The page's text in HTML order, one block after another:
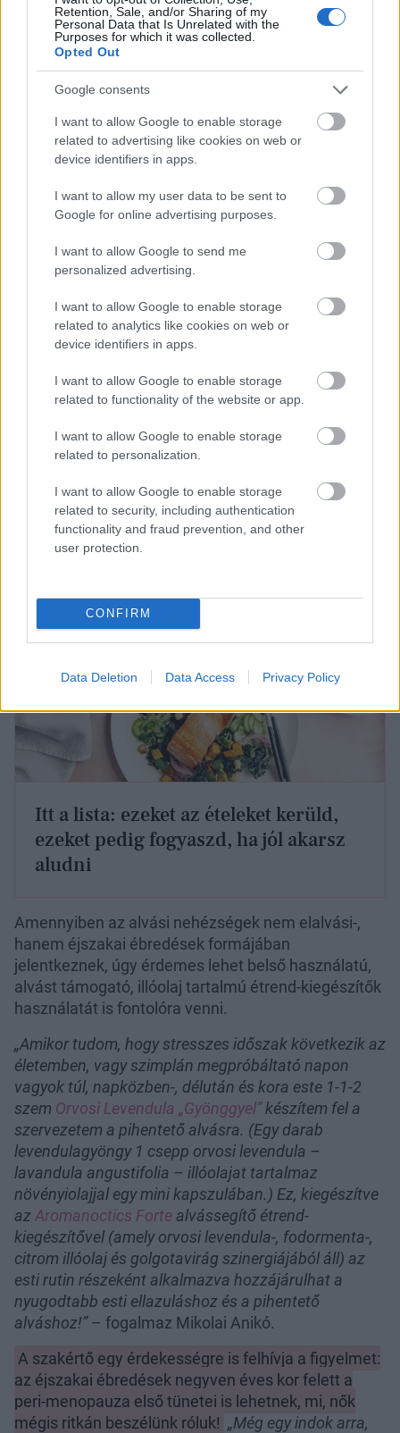
Retention, Sale, and/or Sharing of my
Personal Data that Is Unrelated with the
Purposes for which it was collected.
Opted Out
Google consents
I want to allow Google to enable storage
related to advertising like cookies on web or
device identifiers in apps.
I want to allow my user data to be sent to
Google for online advertising purposes.
I want to allow Google to send me
personalized advertising.
I want to allow Google to enable storage
related to analytics like cookies on web or
device identifiers in apps.
I want to allow Google to enable storage
related to functionality of the website or app.
I want to allow Google to enable storage
related to personalization.
I want to allow Google to enable storage
related to security, including authentication
functionality and fraud prevention, and other
user protection.
CONFIRM
Data Deletion Data Access Privacy Policy
érdemes következetesen ugyanazokat az illatokat
használni, hogy azok az esti ellazulás természetes
részévé váljanak”
3. Adj legalább 21 napot
magadnak az átalakulásra!
Bár jó pap kétségkívül holtig tanul, az új szokások
elegendő.„Ha estéről estére hasonló szokásokat
követünk, és ugyanazokat az illatokat építjük be az
esti rutinba, az agy idővel egyre könnyebben
társíthatja ezeket a pihenésre való ráhangolódással.
– hangsúlyozza Mikolai Anikó.
A szakértő szerint akárcsak az étkezési szokások
alakításánál, úgy az alvás kapcsán is érdemes lehet
rögzíteni a tapasztalatokat, hogy visszamérhető
legyen az erőfeszítéseink eredménye. „Mostanra a
legtöbb okos óra rendelkezik alvásfigyelő funkcióval,
de ha valaki ódzkodik a technológiai eszközök
érdemes lehet rögzíteni a tapasztalatait!
Ezekből
idővel jól látható mintázatok rajzolódhatnak ki.”
Itt a lista: ezeket az ételeket kerüld,
ezeket pedig fogyaszd, ha jól akarsz
aludni
Amennyiben az alvási nehézségek nem elalvási-,
hanem éjszakai ébredések formájában
jelentkeznek, úgy érdemes lehet belső használatú,
alvást támogató, illóolaj tartalmú étrend-kiegészítők
használatát is fontolóra venni.
„Amikor tudom, hogy stresszes időszak következik az
életemben, vagy szimplán megpróbáltató napon
vagyok túl, napközben-, délután és kora este 1-1-2
szem Orvosi Levendula „Gyönggyel”készítem fel a
szervezetem a pihentető alvásra. (Egy darab
levendulagyöngy 1 csepp orvosi levendula –
lavandula angustifolia – illóolajat tartalmaz
növényiolajjal egy mini kapszulában.) Ez, kiegészítve
azAromanoctics Fortealvássegítő étrend-
kiegészítővel (amely orvosi levendula-, fodormenta-,
citrom illóolaj és golgotavirág szinergiájából áll) az
esti rutin részeként alkalmazva hozzájárulhat a
nyugodtabb esti ellazuláshoz és a pihentető
alváshoz!”– fogalmaz Mikolai Anikó.
A szakértő egy érdekességre is felhívja a figyelmet:
az éjszakai ébredések negyven éves kor felett a
peri-menopauza első tünetei is lehetnek, mi, nők
mégis ritkán beszélünk róluk! „Még egy indok arra,